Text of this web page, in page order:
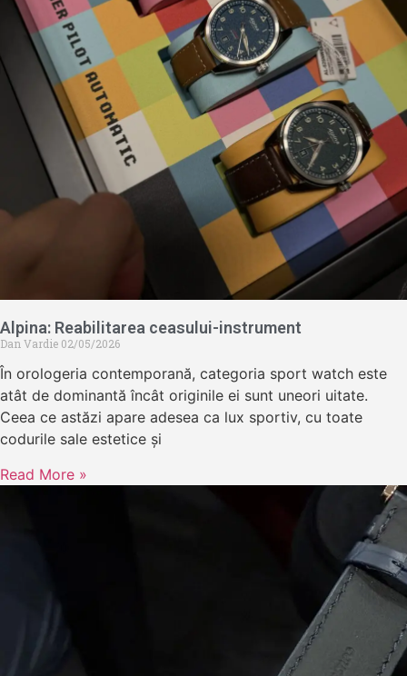
Alpina: Reabilitarea ceasului-instrument
Dan Vardie 02/05/2026
În orologeria contemporană, categoria sport watch este
atât de dominantă încât originile ei sunt uneori uitate.
Ceea ce astăzi apare adesea ca lux sportiv, cu toate
codurile sale estetice și
Read More »